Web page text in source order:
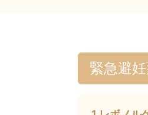
緊急避